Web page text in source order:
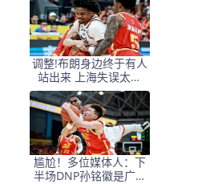
调整!布朗身边终于有人
站出来 上海失误太多
+犯规困扰
尴尬！多位媒体人：下
半场DNP孙铭徽是广厦